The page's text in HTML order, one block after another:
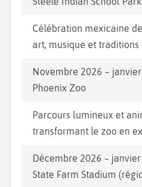
Célébration mexicaine
art, musique et
Novembre 2026 –
Phoenix Zoo
Parcours lumineux et
transformant le zoo en
Décembre 2026 –
State Farm Stadium